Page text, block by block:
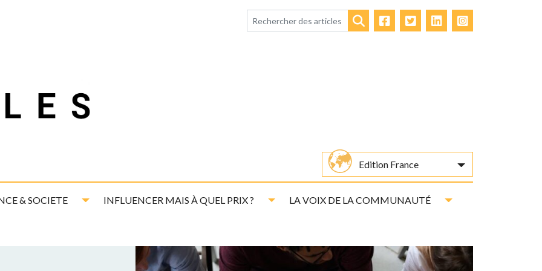
& SOCIETE Toggle Dropdown
INFLUENCER MAIS À QUEL PRIX ? Toggle Dropdown
LA VOIX DE LA COMMUNAUTÉ Toggle Dropdown
FacebookTwitterLinkedIn
Edition France